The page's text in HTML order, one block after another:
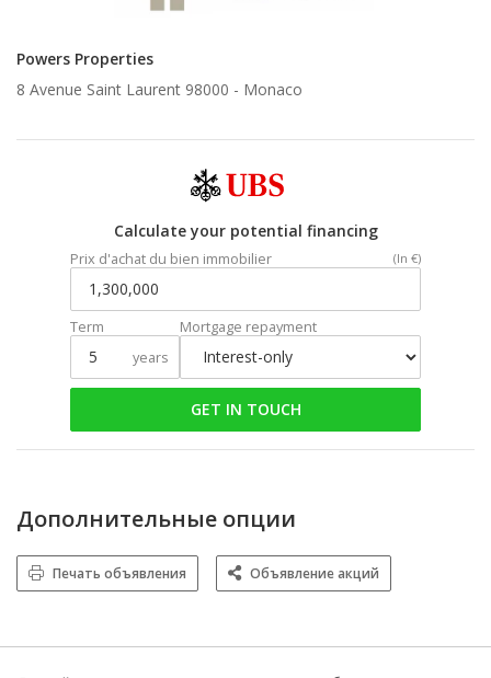
Powers Properties
8 Avenue Saint Laurent 98000 - Monaco
Calculate your potential financing
Prix d'achat du bien immobilier (In €)
Term
years
Mortgage repayment
GET IN TOUCH
Дополнительные опции
Печать объявления Объявление акций